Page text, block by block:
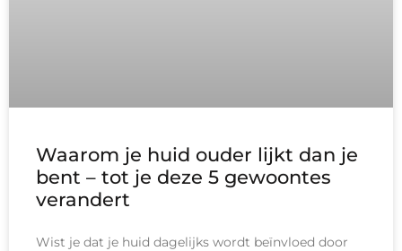
Waarom je huid ouder lijkt dan je
bent – tot je deze 5 gewoontes
verandert
Wist je dat je huid dagelijks wordt beïnvloed door